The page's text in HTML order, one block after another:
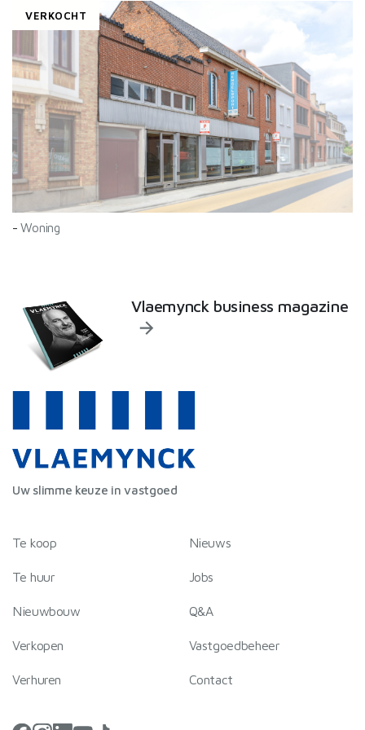
VERKOCHT
-Woning
Uw slimme keuze in vastgoed
Te koop
Te huur
Nieuwbouw
Verkopen
Verhuren
Nieuws
Jobs
Q&A
Vastgoedbeheer
Contact
Vlaemynck business magazine